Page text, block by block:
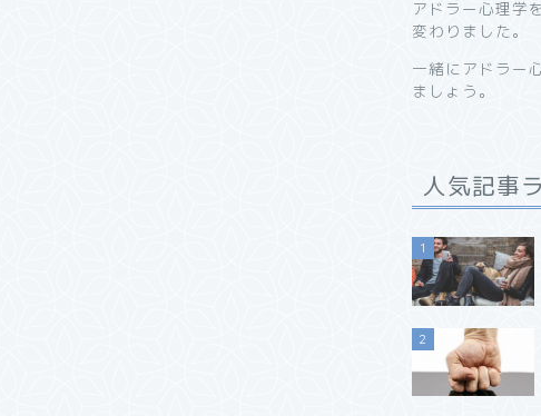
アドラー心理学
変わりました。
一緒にアドラー
ましょう。
人気記事
1
2